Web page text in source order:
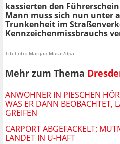
kassierten den
Mann muss sich nun unter
Trunkenheit im
Kennzeichenmissbrauchs
Titelfoto: Marijan Murat/dpa
Mehr zum Thema
ANWOHNER IN PIESCHEN
WAS ER DANN BEOBACHTET,
GREIFEN
CARPORT ABGEFACKELT:
ANDET IN U-HAFT